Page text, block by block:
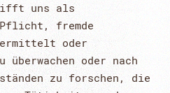
uns als
fremde
oder
oder nach
zu forschen, die